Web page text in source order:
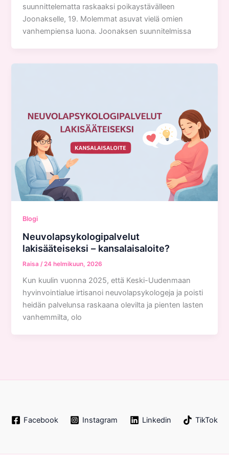
suunnittelematta raskaaksi poikaystävälleen
Joonakselle, 19. Molemmat asuvat vielä omien
vanhempiensa luona. Joonaksen suunnitelmissa
Blogi
Neuvolapsykologipalvelut
lakisääteiseksi – kansalaisaloite?
Raisa /24 helmikuun, 2026
Kun kuulin vuonna 2025, että Keski-Uudenmaan
hyvinvointialue irtisanoi neuvolapsykologeja ja poisti
heidän palvelunsa raskaana olevilta ja pienten lasten
vanhemmilta, olo
Facebook Instagram Linkedin TikTok